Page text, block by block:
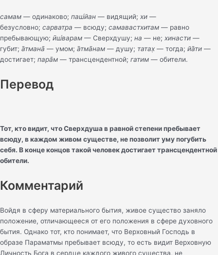
самам — одинаково; паш́йан — видящий; хи —
безусловно; сарватра — всюду; самавастхитам — равно
пребывающую; ӣш́варам — Сверхдушу; на — не; хинасти —
губит; а̄тмана̄ — умом; а̄тма̄нам — душу; татах̣ — тогда; йа̄ти —
достигает; пара̄м — трансцендентной; гатим — обители.
Перевод
Тот, кто видит, что Сверхдуша в равной степени пребывает
всюду, в каждом живом существе, не позволит уму погубить
себя. В конце концов такой человек достигает трансцендентной
обители.
Комментарий
Войдя в сферу материального бытия, живое существо заняло
положение, отличающееся от его положения в сфере духовного
бытия. Однако тот, кто понимает, что Верховный Господь в
образе Параматмы пребывает всюду, то есть видит Верховную
Личность Бога в сердце каждого живого существа, не